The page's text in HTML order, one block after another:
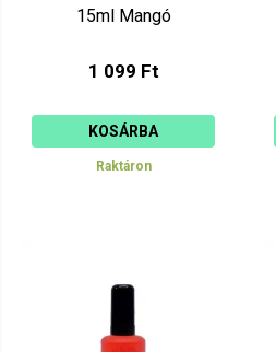
15ml Mangó
1 099 Ft
KOSÁRBA
Raktáron